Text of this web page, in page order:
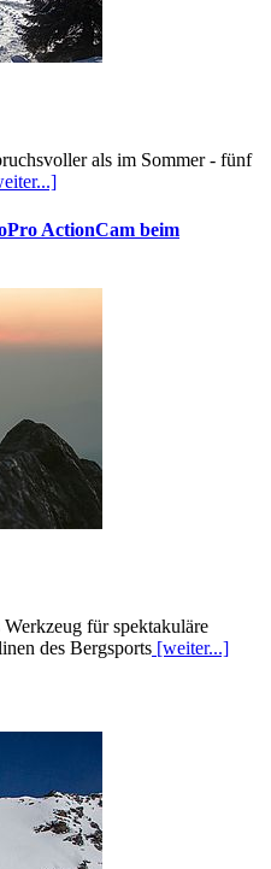
als im Sommer - fünf
ActionCam beim
für spektakuläre
des Bergsports [weiter...]